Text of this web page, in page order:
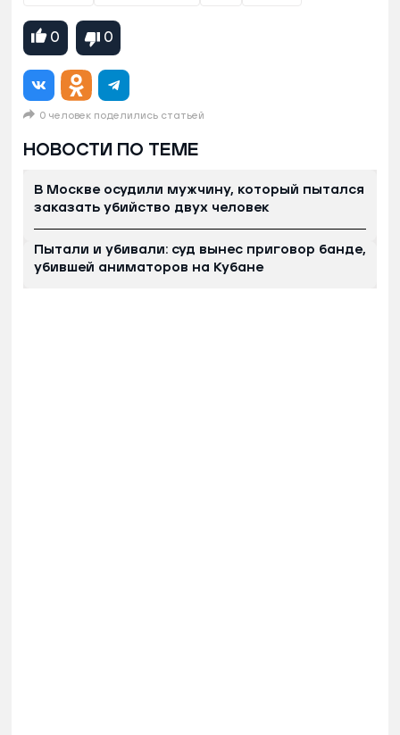
0 0
0 человек поделились статьей
НОВОСТИ ПО ТЕМЕ
В Москве осудили мужчину, который пытался
заказать убийство двух человек
Пытали и убивали: суд вынес приговор банде,
убившей аниматоров на Кубане